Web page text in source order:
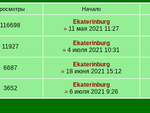
Начало
116698
Ekaterinburg
»11 мая 2021 11:27
11927
Ekaterinburg
» 4 июля 2021 10:31
6687
Ekaterinburg
»18 июня 2021 15:12
3652
Ekaterinburg
»6 июля 2021 9:26